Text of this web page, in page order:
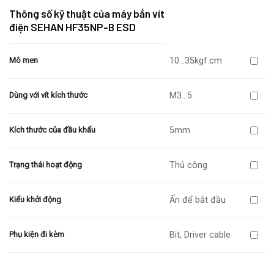
Thông số kỹ thuật của máy bắn vít
điện SEHAN HF35NP-B ESD
Mô men 10…35kgf.cm
Dùng với vít kích thước M3…5
Kích thước của đầu khẩu 5mm
Trạng thái hoạt động Thủ công
Kiểu khởi động Ấn để bắt đầu
Phụ kiện đi kèm Bit, Driver cable